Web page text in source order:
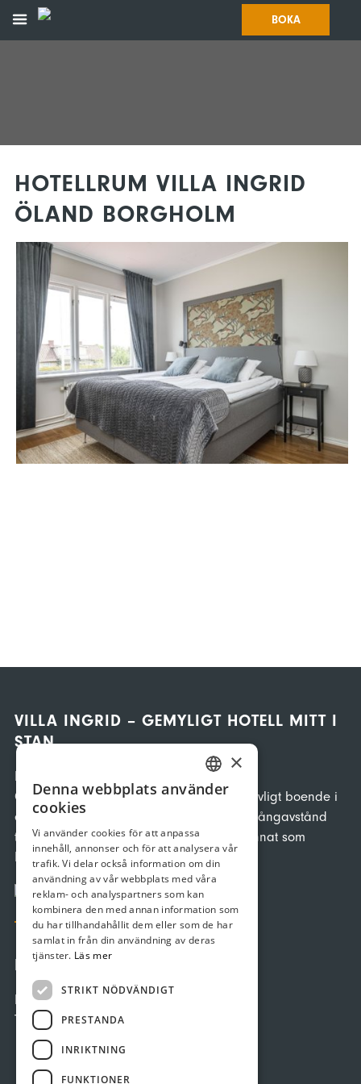
BOKA
HOTELLRUM VILLA INGRID
ÖLAND BORGHOLM
VILLA INGRID – GEMYLIGT HOTELL MITT I
STAN
Hotell i centrala Borgholm. Här erbjuds
Ölandsbesökaren ett charmigt och hemtrevligt boende i
ett lugnt läge men ändå med behagligt gångavstånd
till restauranger, hamnen, bad, och allt annat som
Borgholm kan erbjuda på.
KONTAKT
Hantverkaregatan 6 387 31 BORGHOLM
Tel: 0485-109 23
info@villaingrid.se
SWEDISH
ENGLISH
×
Denna webbplats använder
cookies
Vi använder cookies för att anpassa
innehåll, annonser och för att analysera vår
trafik. Vi delar också information om din
användning av vår webbplats med våra
reklam- och analyspartners som kan
kombinera den med annan information som
du har tillhandahållit dem eller som de har
samlat in från din användning av deras
tjänster. Läs mer
STRIKT NÖDVÄNDIGT
PRESTANDA
INRIKTNING
FUNKTIONER